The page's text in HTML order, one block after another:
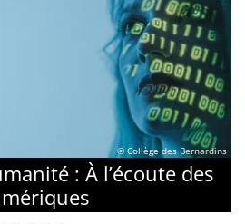
© Collège des Bernardins
: À l’écoute des